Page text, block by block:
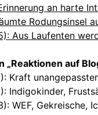
an harte
Rodungsinsel
Aus Laufenten
auf
Kraft
Indigokinder,
WEF, Gekreische,